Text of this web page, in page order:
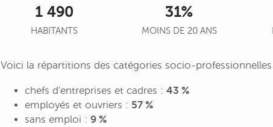
1 490
HABITANTS
31%
MOINS DE 20 ANS
Voici la répartitions des catégories socio-
chefs d'entreprises et cadres : 43 %
employés et ouvriers : 57 %
sans emploi : 9 %